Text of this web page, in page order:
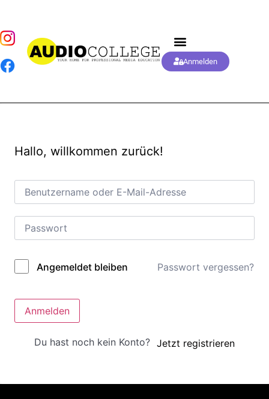
Anmelden
Hallo, willkommen zurück!
Alternative:
Angemeldet bleiben Passwort vergessen?
Anmelden
Du hast noch kein Konto? Jetzt registrieren